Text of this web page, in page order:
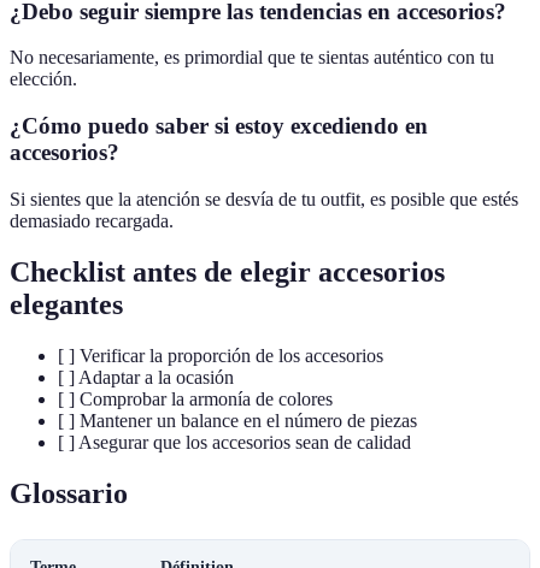
¿Debo seguir siempre las tendencias en accesorios?
No necesariamente, es primordial que te sientas auténtico con tu
elección.
¿Cómo puedo saber si estoy excediendo en
accesorios?
Si sientes que la atención se desvía de tu outfit, es posible que estés
demasiado recargada.
Checklist antes de elegir accesorios
elegantes
[ ] Verificar la proporción de los accesorios
[ ] Adaptar a la ocasión
[ ] Comprobar la armonía de colores
[ ] Mantener un balance en el número de piezas
[ ] Asegurar que los accesorios sean de calidad
Glossario